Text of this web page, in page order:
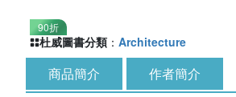
90折
杜威圖書分類 ： Architecture
商品簡介 作者簡介